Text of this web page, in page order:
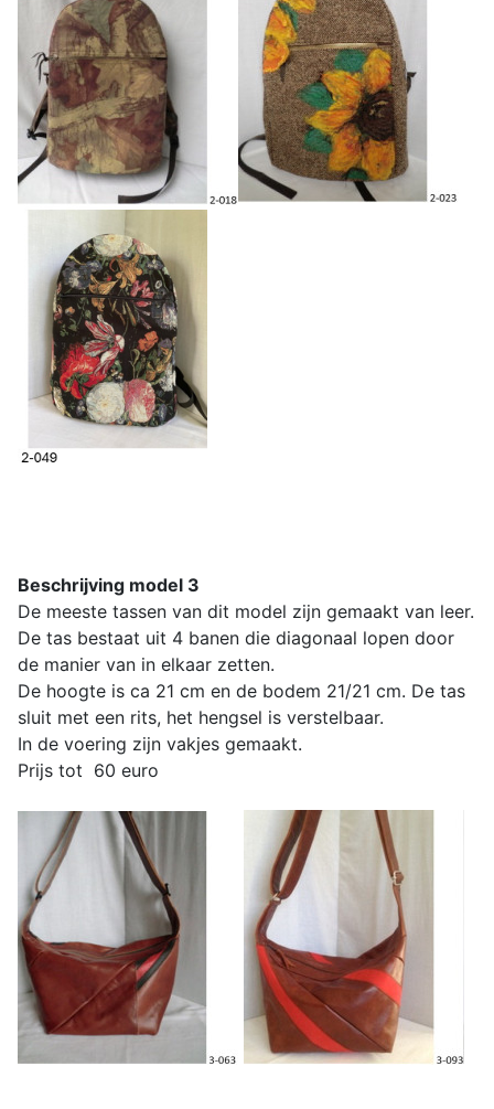
Beschrijving model 3
De meeste tassen van dit model zijn gemaakt van leer.
De tas bestaat uit 4 banen die diagonaal lopen door
de manier van in elkaar zetten.
De hoogte is ca 21 cm en de bodem 21/21 cm. De tas
sluit met een rits, het hengsel is verstelbaar.
In de voering zijn vakjes gemaakt.
Prijs tot 60 euro